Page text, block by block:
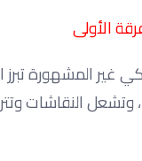
الأولى
غير المشهورة
النقاشات